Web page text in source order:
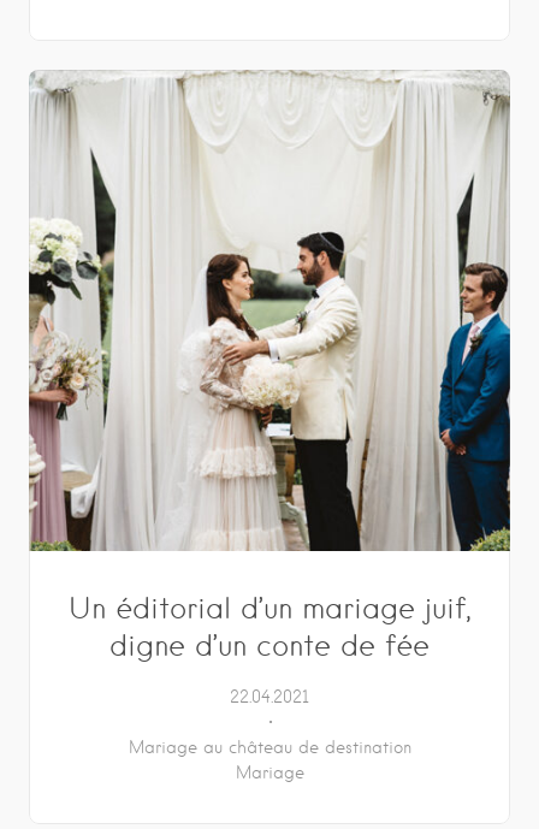
Un éditorial d’un mariage juif,
digne d’un conte de fée
22.04.2021
Mariage au château de destination
Mariage